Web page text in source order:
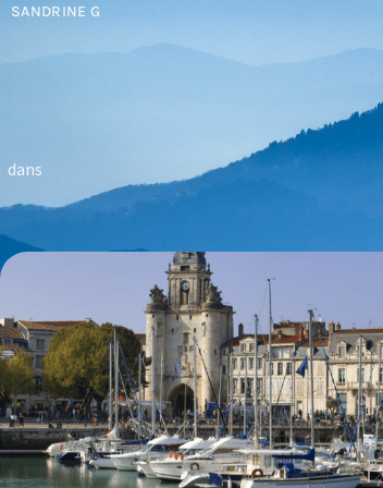
SANDRINE G
dans
Que faire à La